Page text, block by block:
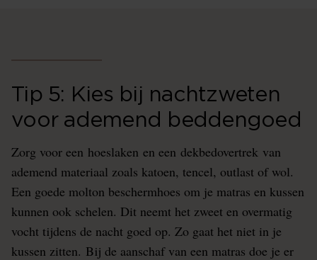
Tip 5: Kies bij nachtzweten
voor ademend beddengoed
Zorg voor een hoeslaken en een dekbedovertrek van
ademend materiaal zoals katoen, tencel, outlast of wol.
Een goede molton beschermhoes om je matras en kussen
kunnen ook schelen. Dit neemt het zweet en overmatig
vocht tijdens de nacht goed op. Zo gaat het niet in je
kussen zitten. Bij de aanschaf van een matras doe je er